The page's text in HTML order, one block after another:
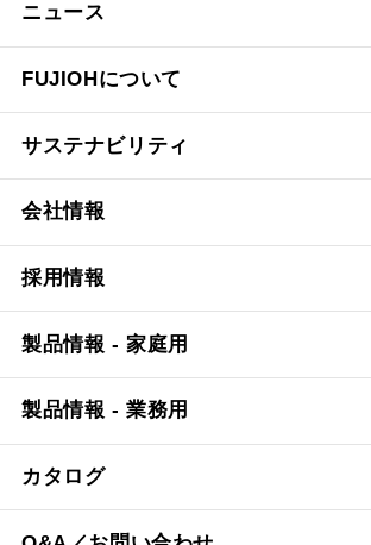
ニュース
FUJIOHについて
サステナビリティ
会社情報
採用情報
製品情報 - 家庭用
製品情報 - 業務用
カタログ